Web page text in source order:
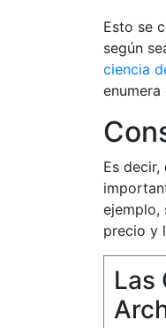
Esto se
según
ciencia
Es
ejemplo,
precio y
Las